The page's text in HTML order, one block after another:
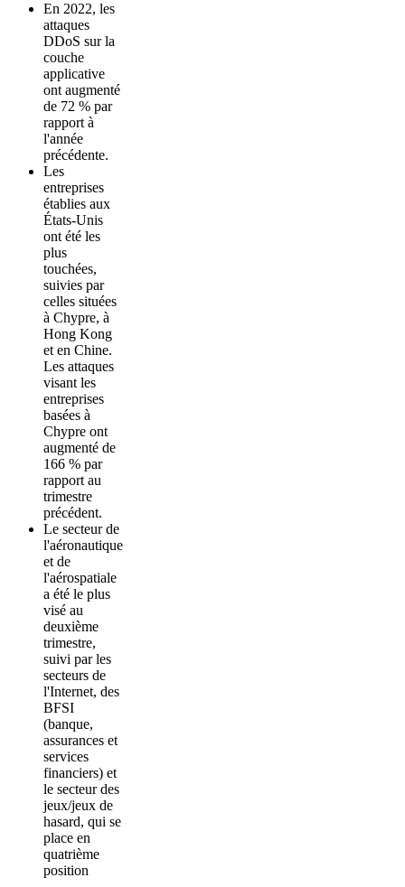
En 2022, les
attaques
DDoS sur la
couche
applicative
ont augmenté
de 72 % par
rapport à
l'année
précédente.
Les
entreprises
établies aux
États-Unis
ont été les
plus
touchées,
suivies par
celles situées
à Chypre, à
Hong Kong
et en Chine.
Les attaques
visant les
entreprises
basées à
Chypre ont
augmenté de
166 % par
rapport au
trimestre
précédent.
Le secteur de
l'aéronautique
et de
l'aérospatiale
a été le plus
visé au
deuxième
trimestre,
suivi par les
secteurs de
l'Internet, des
BFSI
(banque,
assurances et
services
financiers) et
le secteur des
jeux/jeux de
hasard, qui se
place en
quatrième
position